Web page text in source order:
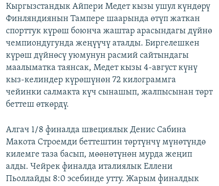
Кыргызстандык Айпери Медет кызы ушул күндөрү
Финляндиянын Тампере шаарында өтүп жаткан
спорттук күрөш боюнча жаштар арасындагы дүйнө
чемпиондугунда жеңүүчү аталды. Биргелешкен
күрөш дүйнөсү уюмунун расмий сайтындагы
маалыматка таянсак, Медет кызы 4-август күнү
кыз-келиндер күрөшүнөн 72 килограммга
чейинки салмакта күч сынашып, жалпысынан төрт
беттеш өткөрдү.
Алгач 1/8 финалда швециялык Денис Сабина
Макота Строемди беттештин төртүнчү мүнөтүндө
килемге таза басып, мөөнөтүнөн мурда жеңип
алды. Чейрек финалда италиялык Еллени
Пьоллайды 8:0 эсебинде утту. Жарым финалдык